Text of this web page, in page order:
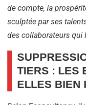
de compte, la
sculptée par ses
des collaborateurs qui
TIERS : LES
ELLES BIEN